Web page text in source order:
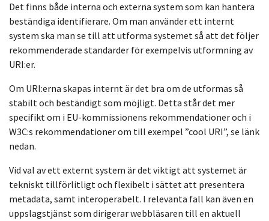
Det finns både interna och externa system som kan hantera
beständiga identifierare. Om man använder ett internt
system ska man se till att utforma systemet så att det följer
rekommenderade standarder för exempelvis utformning av
URI:er.
Om URI:erna skapas internt är det bra om de utformas så
stabilt och beständigt som möjligt. Detta står det mer
specifikt om i EU-kommissionens rekommendationer och i
W3C:s rekommendationer om till exempel ”cool URI”, se länk
nedan.
Vid val av ett externt system är det viktigt att systemet är
tekniskt tillförlitligt och flexibelt i sättet att presentera
metadata, samt interoperabelt. I relevanta fall kan även en
uppslagstjänst som dirigerar webbläsaren till en aktuell